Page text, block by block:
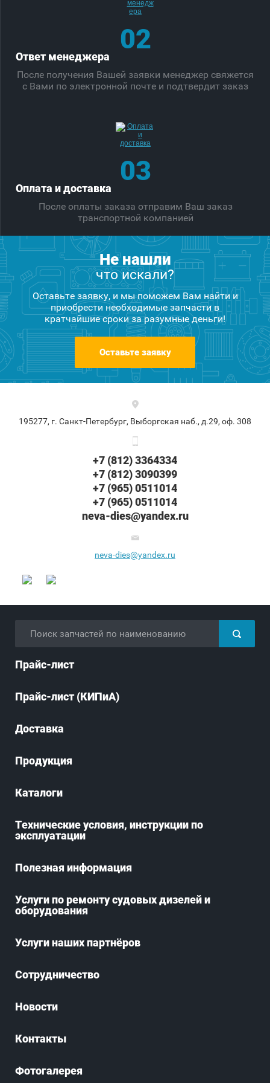
02
Ответ менеджера
После получения Вашей заявки менеджер свяжется
с Вами по электронной почте и подтвердит заказ
03
Оплата и доставка
После оплаты заказа отправим Ваш заказ
транспортной компанией
Не нашли
что искали?
Оставьте заявку, и мы поможем Вам найти и
приобрести необходимые запчасти в
кратчайшие сроки за разумные деньги!
Оставьте заявку
195277, г. Санкт-Петербург, Выборгская наб., д.29, оф. 308
+7 (812) 3364334
+7 (812) 3090399
+7 (965) 0511014
+7 (965) 0511014
neva-dies@yandex.ru
neva-dies@yandex.ru
Прайс-лист
Прайс-лист (КИПиА)
Доставка
Продукция
Каталоги
Технические условия, инструкции по
эксплуатации
Полезная информация
Услуги по ремонту судовых дизелей и
оборудования
Услуги наших партнёров
Сотрудничество
Новости
Контакты
Фотогалерея